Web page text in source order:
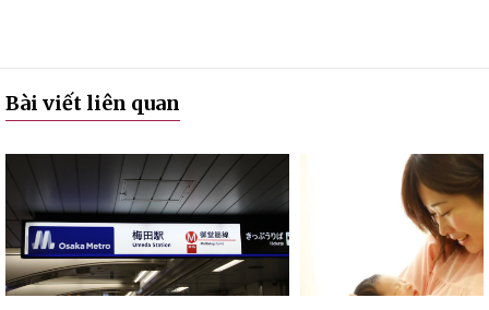
Bài viết liên quan